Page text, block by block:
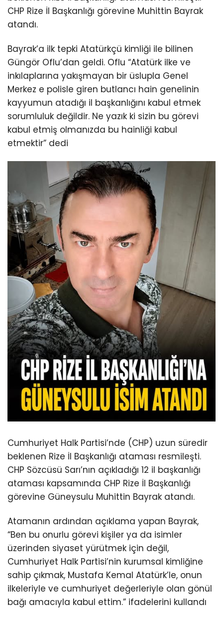
CHP Rize İl Başkanlığı görevine Muhittin Bayrak
atandı.
Bayrak’a ilk tepki Atatürkçü kimliği ile bilinen
Güngör Oflu’dan geldi. Oflu “Atatürk ilke ve
inkılaplarına yakışmayan bir üslupla Genel
Merkez e polisle giren butlancı hain genelinin
kayyumun atadığı il başkanlığını kabul etmek
sorumluluk değildir. Ne yazık ki sizin bu görevi
kabul etmiş olmanızda bu hainliği kabul
etmektir” dedi
Cumhuriyet Halk Partisi’nde (CHP) uzun süredir
beklenen Rize İl Başkanlığı ataması resmileşti.
CHP Sözcüsü Sarı’nın açıkladığı 12 il başkanlığı
ataması kapsamında CHP Rize İl Başkanlığı
görevine Güneysulu Muhittin Bayrak atandı.
Atamanın ardından açıklama yapan Bayrak,
“Ben bu onurlu görevi kişiler ya da isimler
üzerinden siyaset yürütmek için değil,
Cumhuriyet Halk Partisi’nin kurumsal kimliğine
sahip çıkmak, Mustafa Kemal Atatürk’le, onun
ilkeleriyle ve cumhuriyet değerleriyle olan gönül
bağı amacıyla kabul ettim.” ifadelerini kullandı